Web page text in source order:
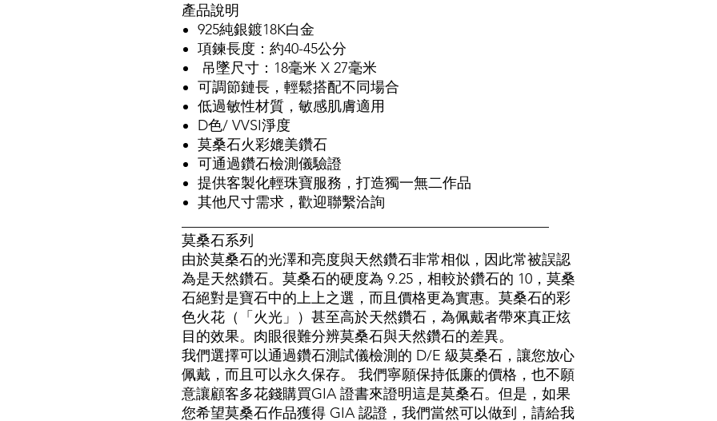
產品說明
925純銀鍍18K白金
項鍊長度：約40-45公分
吊墜尺寸：18毫米 X 27毫米
可調節鏈長，輕鬆搭配不同場合
低過敏性材質，敏感肌膚適用
D色/ VVSI淨度
莫桑石火彩媲美鑽石
可通過鑽石檢測儀驗證
提供客製化輕珠寶服務，打造獨一無二作品
其他尺寸需求，歡迎聯繫洽詢
莫桑石系列
由於莫桑石的光澤和亮度與天然鑽石非常相似，因此常被誤認
為是天然鑽石。莫桑石的硬度為 9.25，相較於鑽石的 10，莫桑
石絕對是寶石中的上上之選，而且價格更為實惠。莫桑石的彩
色火花（「火光」）甚至高於天然鑽石，為佩戴者帶來真正炫
目的效果。肉眼很難分辨莫桑石與天然鑽石的差異。
我們選擇可以通過鑽石測試儀檢測的 D/E 級莫桑石，讓您放心
佩戴，而且可以永久保存。 我們寧願保持低廉的價格，也不願
意讓顧客多花錢購買GIA 證書來證明這是莫桑石。但是，如果
您希望莫桑石作品獲得 GIA 認證，我們當然可以做到，請給我